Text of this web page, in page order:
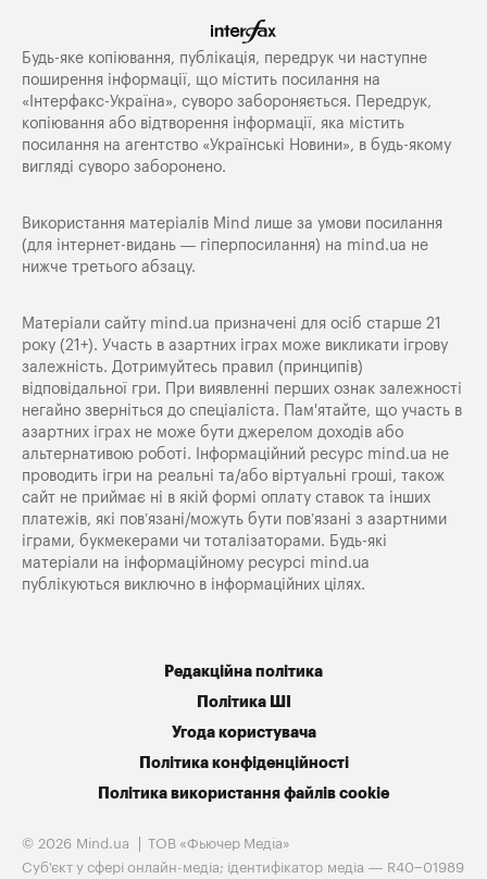
Будь-яке копiювання, публiкацiя, передрук чи наступне
поширення iнформацiї, що мiстить посилання на
«Iнтерфакс-Україна», суворо забороняється. Передрук,
копіювання або відтворення інформації, яка містить
посилання на агентство «Українські Новини», в будь-якому
вигляді суворо заборонено.
Використання матеріалів Mind лише за умови посилання
(для інтернет-видань — гіперпосилання) на mind.ua не
нижче третього абзацу.
Матеріали сайту mind.ua призначені для осіб старше 21
року (21+). Участь в азартних іграх може викликати ігрову
залежність. Дотримуйтесь правил (принципів)
відповідальної гри. При виявленні перших ознак залежності
негайно зверніться до спеціаліста. Пам'ятайте, що участь в
азартних іграх не може бути джерелом доходів або
альтернативою роботі. Інформаційний ресурс mind.ua не
проводить ігри на реальні та/або віртуальні гроші, також
сайт не приймає ні в якій формі оплату ставок та інших
платежів, які пов’язані/можуть бути пов’язані з азартними
іграми, букмекерами чи тоталізаторами. Будь-які
матеріали на інформаційному ресурсі mind.ua
публікуються виключно в інформаційних цілях.
Редакційна політика
Політика ШІ
Угода користувача
Політика конфіденційності
Політика використання файлів cookie
© 2026 Mind.ua
ТОВ «Фьючер Медiа»
Cуб'єкт у сфері онлайн-медіа; ідентифікатор медіа — R40−01989